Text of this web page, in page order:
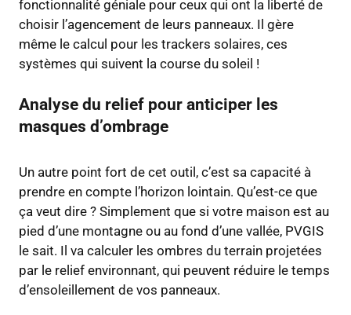
fonctionnalité géniale pour ceux qui ont la liberté de
choisir l’agencement de leurs panneaux. Il gère
même le calcul pour les trackers solaires, ces
systèmes qui suivent la course du soleil !
Analyse du relief pour anticiper les
masques d’ombrage
Un autre point fort de cet outil, c’est sa capacité à
prendre en compte l’horizon lointain. Qu’est-ce que
ça veut dire ? Simplement que si votre maison est au
pied d’une montagne ou au fond d’une vallée, PVGIS
le sait. Il va calculer les ombres du terrain projetées
par le relief environnant, qui peuvent réduire le temps
d’ensoleillement de vos panneaux.